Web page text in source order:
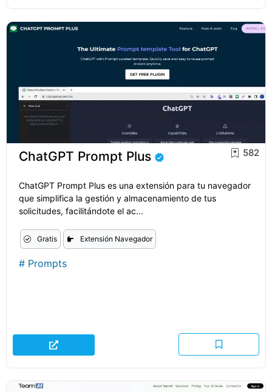
ChatGPT Prompt Plus 582
ChatGPT Prompt Plus es una extensión para tu navegador
que simplifica la gestión y almacenamiento de tus
solicitudes, facilitándote el ac...
Gratis Extensión Navegador
# Prompts